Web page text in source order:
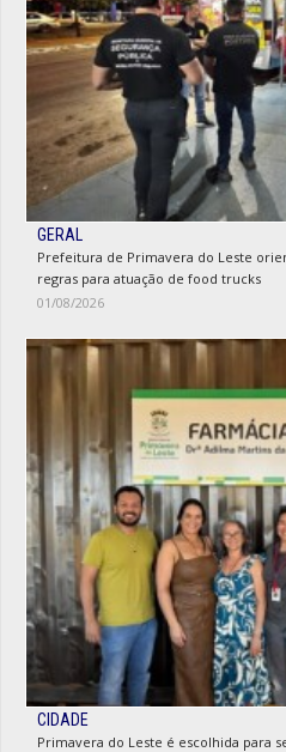
GERAL
Prefeitura de Primavera do Leste
regras para atuação de food trucks
01/08/2026
CIDADE
Primavera do Leste é escolhida para